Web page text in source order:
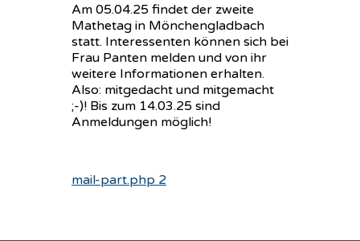
Am 05.04.25 findet der zweite
Mathetag in Mönchengladbach
statt. Interessenten können sich bei
Frau Panten melden und von ihr
weitere Informationen erhalten.
Also: mitgedacht und mitgemacht
;-)! Bis zum 14.03.25 sind
Anmeldungen möglich!
mail-part.php 2